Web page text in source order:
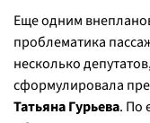
Еще одним
проблематика
несколько
сформулировала
Татьяна Гурьева. По